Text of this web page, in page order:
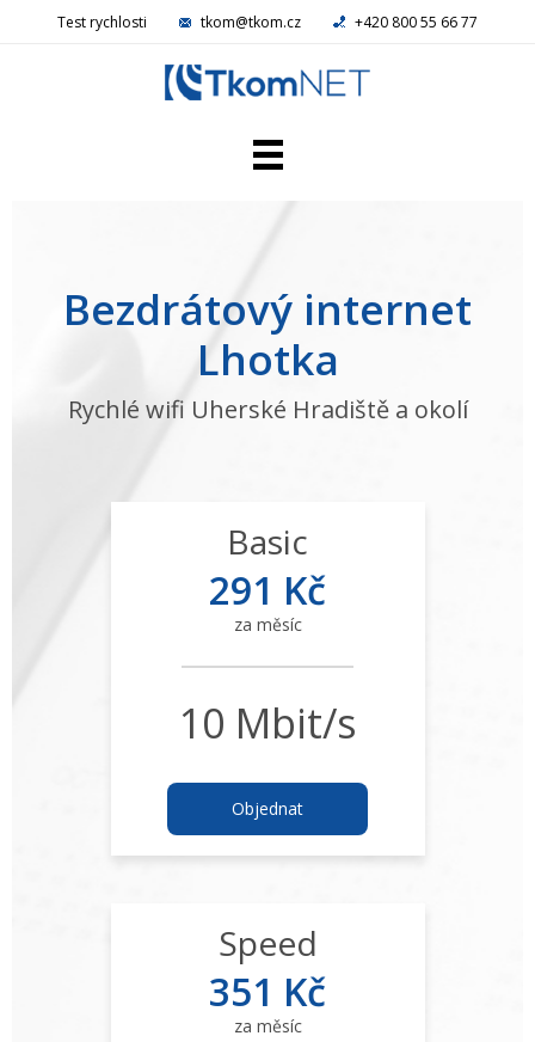
Test rychlosti tkom@tkom.cz +420 800 55 66 77
Domácí NET
Telefon
Reference
Kamery
Kariéra
Bezdrátový internet
Lhotka
Rychlé wifi Uherské Hradiště a okolí
Basic
291 Kč
za měsíc
10 Mbit/s
Objednat
Speed
351 Kč
za měsíc